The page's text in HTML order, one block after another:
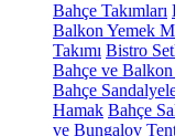
Bahçe Takımları
Balkon Yemek
Takımı Bistro
Bahçe ve Balkon
Bahçe
Hamak Bahçe
ve Bungalov